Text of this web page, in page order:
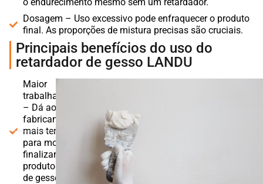
Dosagem – Uso excessivo pode enfraquecer o produto
final. As proporções de mistura precisas são cruciais.
Principais benefícios do uso do
retardador de gesso LANDU
Maior
trabalhabilidade
– Dá aos
fabricantes
mais tempo
para moldar e
finalizar
produtos à base
de gesso.